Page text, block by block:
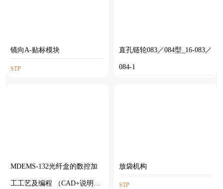
镜向A-贴标模块
STP
直孔链轮083／084型_16-083／
084-1
MDEMS-132光纤盒的数控加
工工艺及编程 （CAD+说明
放袋机构
STP